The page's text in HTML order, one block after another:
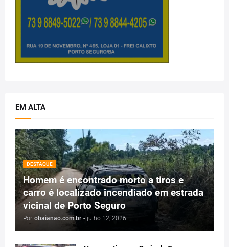
EM ALTA
DESTAQUE
Homem é encontrado morto a tiros e
carro é localizado incendiado em estrada
vicinal de Porto Seguro
Por obaianao.com.br - julho 12, 2026